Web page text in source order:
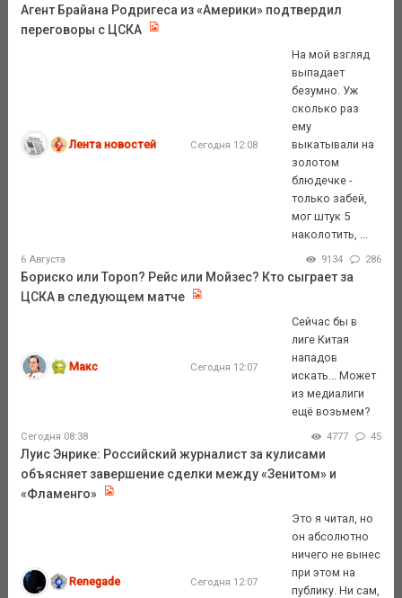
Агент Брайана Родригеса из «Америки» подтвердил
переговоры с ЦСКА
Лента новостей Сегодня 12:08
На мой взгляд
выпадает
безумно. Уж
сколько раз
ему
выкатывали на
золотом
блюдечке -
только забей,
мог штук 5
наколотить, ...
6 Августа 9134 286
Бориско или Тороп? Рейс или Мойзес? Кто сыграет за
ЦСКА в следующем матче
Макс Сегодня 12:07
Сейчас бы в
лиге Китая
нападов
искать... Может
из медиалиги
ещё возьмем?
Сегодня 08:38 4777 45
Луис Энрике: Российский журналист за кулисами
объясняет завершение сделки между «Зенитом» и
«Фламенго»
Renegade Сегодня 12:07
Это я читал, но
он абсолютно
ничего не вынес
при этом на
публику. Ни сам,